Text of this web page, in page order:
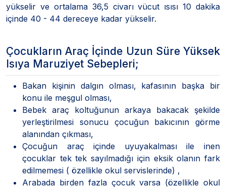
yükselir ve ortalama 36,5 civarı vücut ısısı 10 dakika
içinde 40 - 44 dereceye kadar yükselir.
Çocukların Araç İçinde Uzun Süre Yüksek
Isıya Maruziyet Sebepleri;
Bakan kişinin dalgın olması, kafasının başka bir
konu ile meşgul olması,
Bebek araç koltuğunun arkaya bakacak şekilde
yerleştirilmesi sonucu çocuğun bakıcının görme
alanından çıkması,
Çocuğun araç içinde uyuyakalması ile inen
çocuklar tek tek sayılmadığı için eksik olanın fark
edilmemesi ( özellikle okul servislerinde) ,
Arabada birden fazla çocuk varsa (özellikle okul